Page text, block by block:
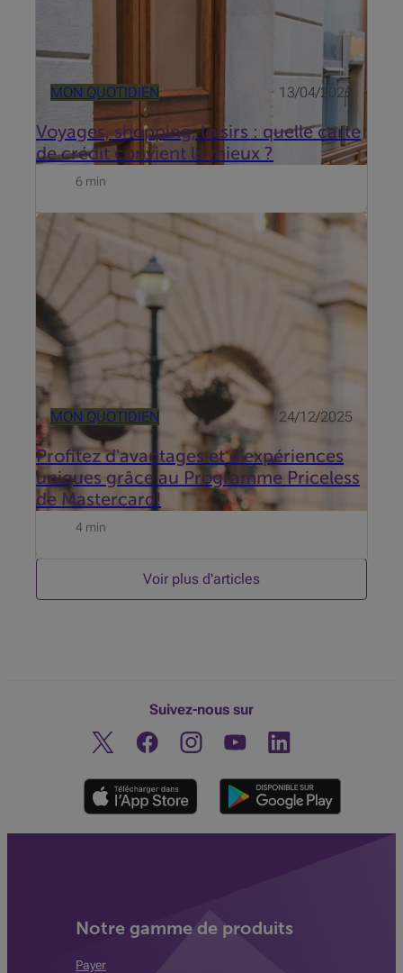
MON QUOTIDIEN 13/04/2026
Voyages, shopping, loisirs : quelle carte
de crédit convient le mieux ?
6 min
MON QUOTIDIEN 24/12/2025
Profitez d'avantages et d'expériences
uniques grâce au Programme Priceless
de Mastercard!
Votre carte Mastercard est bien plus qu'un moyen de
paiement. Elle vous octroie de nombreux avantages
et vous donne accès à des expériences inoubliables.
4 min
Voir plus d'articles
Suivez-nous sur
Twitter FacebookInstagramDécouvrez notre chaine
Linkedin
Notre gamme de produits
Payer